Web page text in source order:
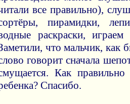
все правильно),
пирамидки,
раскраски,
что мальчик, как
говорит сначала
Как правильно
Спасибо.